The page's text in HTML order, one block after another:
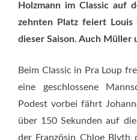
Holzmann im Classic auf
zehnten Platz feiert Louis
dieser Saison. Auch Müller
Beim Classic in Pra Loup
eine geschlossene
Podest vorbei fährt
über 150 Sekunden auf
der Französin Chloe